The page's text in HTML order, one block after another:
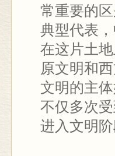
常重要的
典型代表
在这片土
原文明和
文明的主
不仅多次
进入文明